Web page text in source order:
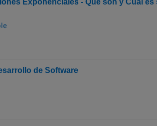
Exponenciales - Qué son y Cuál es
de Software